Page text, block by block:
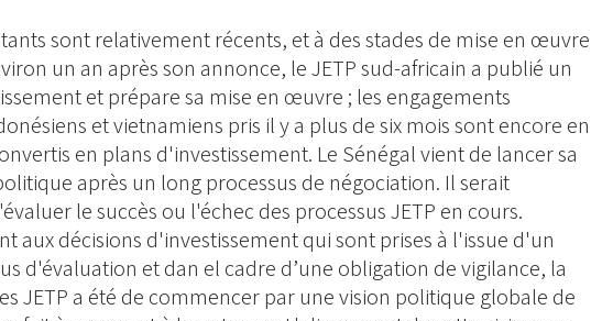
sont relativement récents, et à des stades de mise en œuvre
un an après son annonce, le JETP sud-africain a publié un
et prépare sa mise en œuvre ; les engagements
et vietnamiens pris il y a plus de six mois sont encore en
en plans d'investissement. Le Sénégal vient de lancer sa
après un long processus de négociation. Il serait
le succès ou l'échec des processus JETP en cours.
aux décisions d'investissement qui sont prises à l'issue d'un
d'évaluation et dan el cadre d’une obligation de vigilance, la
JETP a été de commencer par une vision politique globale de